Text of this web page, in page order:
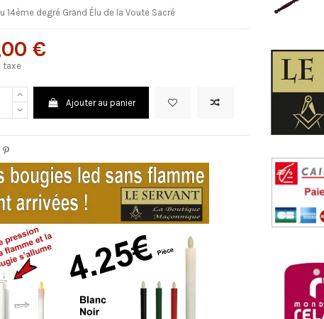
14ème degré Grand Élu de la Voute Sacré
€
taxe
Ajouter au panier